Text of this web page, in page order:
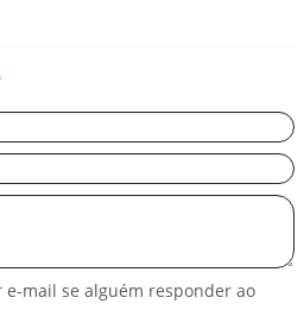
mail se alguém responder ao